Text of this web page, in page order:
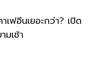
เฟอีนเยอะกว่า? เปิด
เช้า